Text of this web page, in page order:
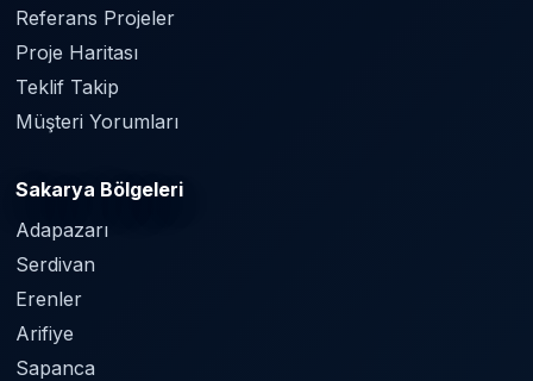
Referans Projeler
Proje Haritası
Teklif Takip
Müşteri Yorumları
Sakarya Bölgeleri
Adapazarı
Serdivan
Erenler
Arifiye
Sapanca